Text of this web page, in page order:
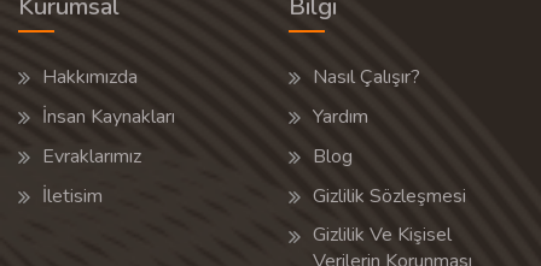
Kurumsal
Hakkımızda
İnsan Kaynakları
Evraklarımız
İletisim
Bilgi
Nasıl Çalışır?
Yardım
Blog
Gizlilik Sözleşmesi
Gizlilik Ve Kişisel